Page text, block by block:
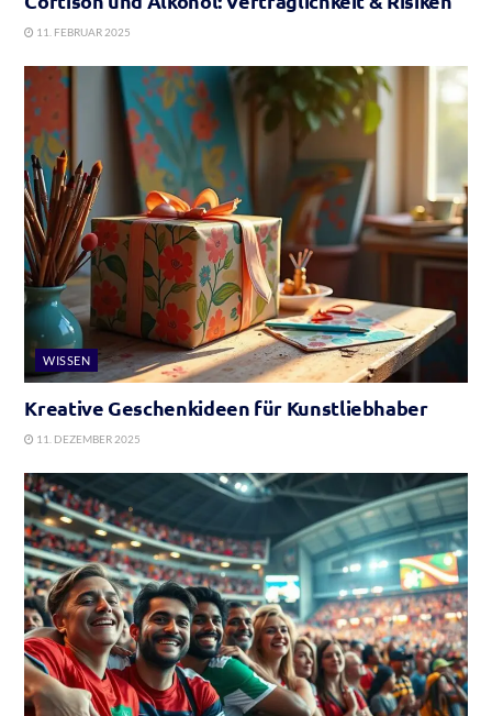
11. FEBRUAR 2025
WISSEN
Kreative Geschenkideen für Kunstliebhaber
11. DEZEMBER 2025